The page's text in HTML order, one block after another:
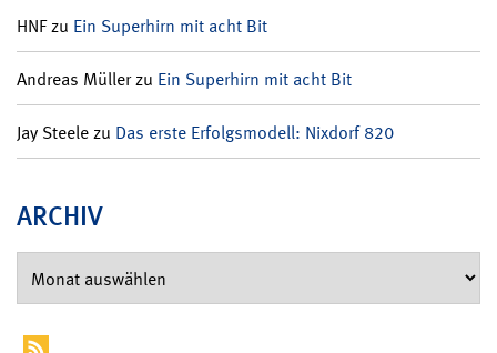
HNFzu Ein Superhirn mit acht Bit
Andreas Müllerzu Ein Superhirn mit acht Bit
Jay Steelezu Das erste Erfolgsmodell: Nixdorf 820
ARCHIV